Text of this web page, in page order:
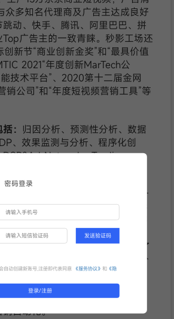
众多知名代理商及广告主达成良好
动、快手、腾讯、阿里巴巴、拼
广告主的一致青睐。秒影工场还
新节“商业创新金奖”和“最具价值
2021“年度创新MarTech公
技术平台”、2020第十二届金网
销公司”和“年度短视频营销工具”等
： 归因分析、预测性分析、数据
、效果监测与分析、程序化创
DSP&Ad Network、Trading
发。
域消费者增长解决方案提供商，十
更有价值”的使命，通过整合“软件
的一体化解决方案，支持品牌零售
运营体系，驱动全域消费者增
过7000家品牌零售企业，涵盖了
食品、3C电子、家居等多个细分
括：数据可视化、DMP&CDP、
销自动化。
密码登录
发送验证码
自动创建新账号,注册即代表同意 《服务协议》 和《隐
登录/注册